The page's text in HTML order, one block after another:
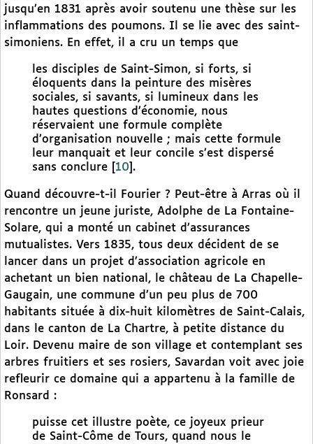
jusqu’en 1831 après avoir soutenu une thèse sur les
inflammations des poumons. Il se lie avec des saint-
simoniens. En effet, il a cru un temps que
les disciples de Saint-Simon, si forts, si
éloquents dans la peinture des misères
sociales, si savants, si lumineux dans les
hautes questions d’économie, nous
réservaient une formule complète
d’organisation nouvelle ; mais cette formule
leur manquait et leur concile s’est dispersé
sans conclure
10 .
Quand découvre-t-il Fourier ? Peut-être à Arras où il
rencontre un jeune juriste, Adolphe de La Fontaine-
Solare, qui a monté un cabinet d’assurances
mutualistes. Vers 1835, tous deux décident de se
lancer dans un projet d’association agricole en
achetant un bien national, le château de La Chapelle-
Gaugain, une commune d’un peu plus de 700
habitants située à dix-huit kilomètres de Saint-Calais,
dans le canton de La Chartre, à petite distance du
Loir. Devenu maire de son village et contemplant ses
arbres fruitiers et ses rosiers, Savardan voit avec joie
refleurir ce domaine qui a appartenu à la famille de
Ronsard :
puisse cet illustre poète, ce joyeux prieur
de Saint-Côme de Tours, quand nous le